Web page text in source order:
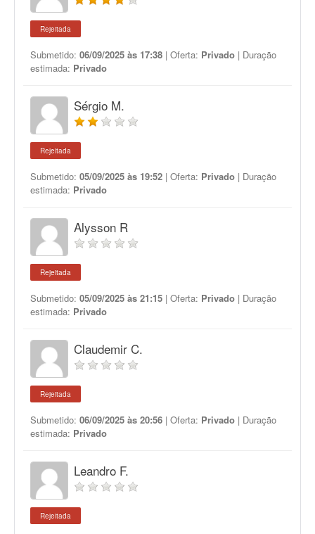
Rejeitada
Submetido: 06/09/2025 às 17:38 | Oferta: Privado | Duração
estimada: Privado
Sérgio M.
Rejeitada
Submetido: 05/09/2025 às 19:52 | Oferta: Privado | Duração
estimada: Privado
Alysson R
Rejeitada
Submetido: 05/09/2025 às 21:15 | Oferta: Privado | Duração
estimada: Privado
Claudemir C.
Rejeitada
Submetido: 06/09/2025 às 20:56 | Oferta: Privado | Duração
estimada: Privado
Leandro F.
Rejeitada